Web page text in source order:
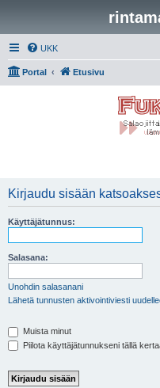
UKK
Portal Etusivu
Kirjaudu sisään
Käyttäjätunnus:
Salasana:
Unohdin salasanani
Lähetä tunnusten aktivointiviesti
Muista minut
Piilota käyttäjätunnukseni tällä